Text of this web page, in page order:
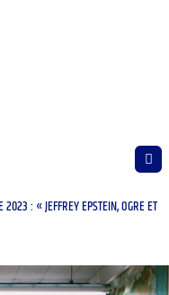
: « JEFFREY EPSTEIN, OGRE ET